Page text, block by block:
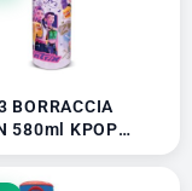
BORRACCIA
580ml KPOP
HUNTERS 41336